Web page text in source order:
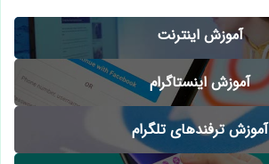
آموزش اینترنت
آموزش اینستاگرام
آموزش ترفندهای تلگرام